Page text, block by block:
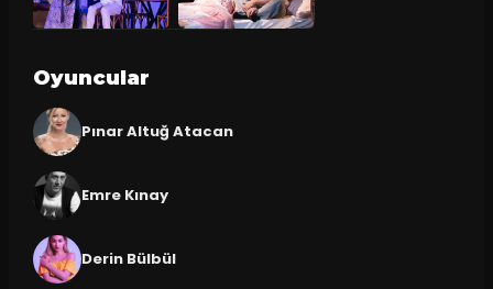
Oyuncular
Pınar Altuğ Atacan
Emre Kınay
Derin Bülbül